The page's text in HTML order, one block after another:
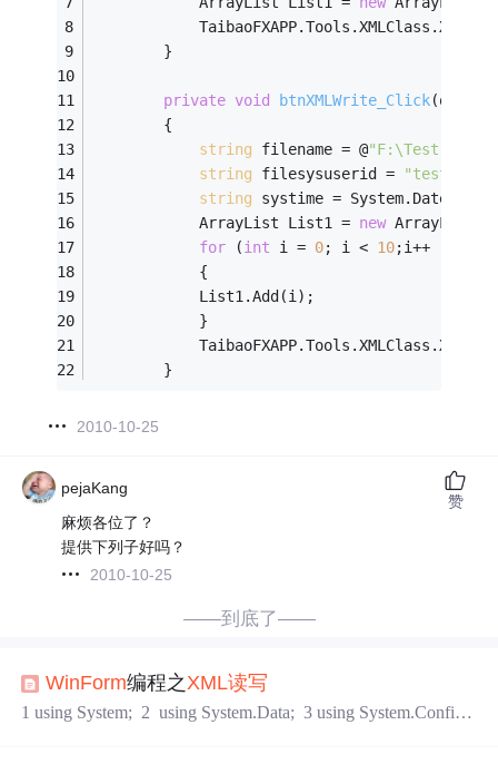
        }
private void btnXMLWrite_Click(object
        {
string filename = @"F:\Test.xml"
string filesysuserid = "test"
string systime =
            ArrayList List1 =
new
for (int i = 0; i < 10;i++ )
            {
            List1.Add(i);
            }
        }
2010-10-25
pejaKang
麻烦各位了？
提供下列子好吗？
2010-10-25
赞
——到底了——
WinForm编程之XML读写
1 using System; 2 using System.Data; 3 using System.Configu